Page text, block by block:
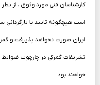
کارشناسان فنی مورد وثوق ، از
است هیچگونه تایید یا
ایران صورت نخواهد پذیرفت و
تشریفات گمرکی در چارچوب
خواهند بود .